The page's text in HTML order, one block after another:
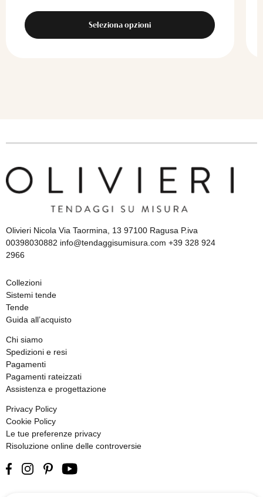
Seleziona opzioni
Olivieri Nicola Via Taormina, 13 97100 Ragusa P.iva
00398030882 info@tendaggisumisura.com +39 328 924
2966
Collezioni
Sistemi tende
Tende
Guida all’acquisto
Chi siamo
Spedizioni e resi
Pagamenti
Pagamenti rateizzati
Assistenza e progettazione
Privacy Policy
Cookie Policy
Le tue preferenze privacy
Risoluzione online delle controversie